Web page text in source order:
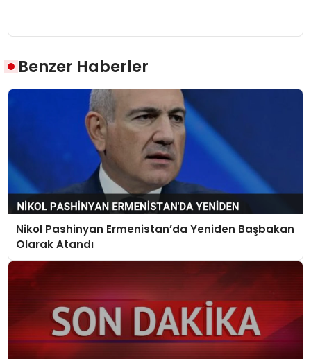
Benzer Haberler
Nikol Pashinyan Ermenistan’da Yeniden Başbakan
Olarak Atandı